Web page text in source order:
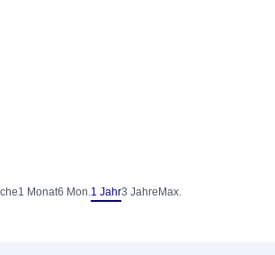
1 Monat6 Mon.1 Jahr3 Jahre Max.